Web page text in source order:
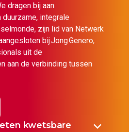
dragen bij aan
integrale
zijn lid van Netwerk
bij Jong Genero,
uit de
aan de verbinding tussen
kwetsbare